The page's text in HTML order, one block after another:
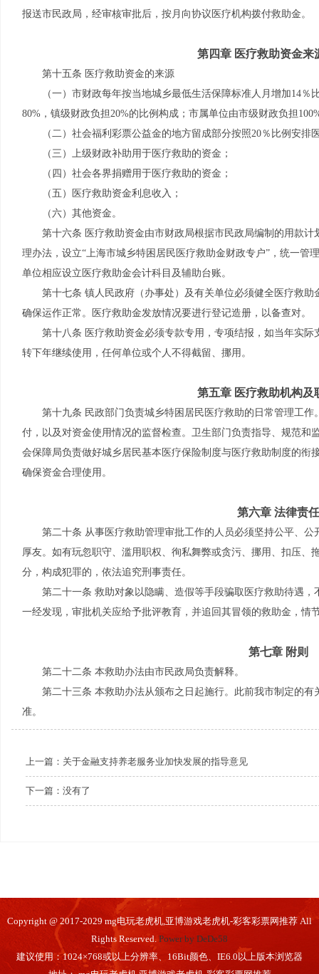
报送市民政局，经审核审批后，按月向协议医疗机构拨付救助金。
第四章 医疗救助资金来
第十五条 医疗救助资金的来源
（一）市财政每年按当地城乡最低生活保障标准人月增加14
80%，镇级财政负担20%的比例构成；市属单位由市级财政负担
（二）社会福利彩票公益金的地方留成部分按照20％比例安排
（三）上级财政补助用于医疗救助的资金；
（四）社会各界捐赠用于医疗救助的资金；
（五）医疗救助资金利息收入；
（六）其他资金。
第十六条 医疗救助资金由市财政局根据市民政局编制的用款
理办法，设立“上海市城乡特困居民医疗救助金财政专户”，统一管
单位相应设立医疗救助金会计科目及辅助台账。
第十七条 镇人民政府（办事处）及有关单位必须健全医疗救
确保运作正常。医疗救助金发放情况要进行登记造册，以备查对。
第十八条 医疗救助资金必须专款专用，专项结报，如当年实
转下年继续使用，任何单位或个人不得截留、挪用。
第五章 医疗救助机构及
第十九条 民政部门负责城乡特困居民医疗救助的日常管理工
付，以及对资金使用情况的监督检查。卫生部门负责指导、规范和
会保障局负责做好城乡居民基本医疗保险制度与医疗救助制度的衔
确保资金合理使用。
第六章 法律责任
第二十条 从事医疗救助管理审批工作的人员必须坚持公平、
厚友。如有玩忽职守、滥用职权、徇私舞弊或贪污、挪用、扣压、
分，构成犯罪的，依法追究刑事责任。
第二十一条 救助对象以隐瞒、造假等手段骗取医疗救助待遇
一经发现，审批机关应给予批评教育，并追回其冒领的救助金，情
第七章 附则
第二十二条 本救助办法由市民政局负责解释。
第二十三条 本救助办法从颁布之日起施行。此前我市制定的
准。
上一篇： 关于金融支持养老服务业加快发展的指导意见
下一篇：没有了
Copyright @ 2017-2029 mg电玩老虎机,亚博游戏老虎机-彩客彩票网推荐 All
Rights Reserved. Power by DeDe58
建议使用：1024×768或以上分辨率、16Bit颜色、IE6.0以上版本浏览器